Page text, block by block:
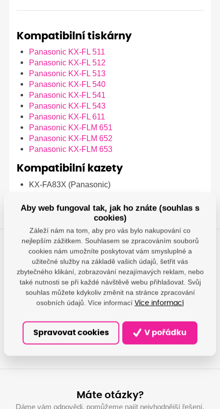
Kompatibilní tiskárny
Panasonic KX-FL 511
Panasonic KX-FL 512
Panasonic KX-FL 513
Panasonic KX-FL 540
Panasonic KX-FL 541
Panasonic KX-FL 543
Panasonic KX-FL 611
Panasonic KX-FLM 651
Panasonic KX-FLM 652
Panasonic KX-FLM 653
Kompatibilní kazety
KX-FA83X (Panasonic)
Nechte se obdarovat za
Chci dárek
Využijte
Pronajmout
Máte otázky?
Dáme vám odpovědi, pomůžeme najít nejvhodnější řešení.
Aby web fungoval tak, jak ho znáte (souhlas s
cookies)
Záleží nám na tom, aby pro vás bylo nakupování co
nejlepším zážitkem. Souhlasem se zpracováním souborů
cookies nám umožníte poskytovat vám smysluplné a
užitečné služby na základě vašich údajů, šetřit vás
zbytečného klikání, zobrazování nezajímavých reklam, nebo
také nutnosti se při každé návštěvě webu přihlašovat. Svůj
souhlas můžete kdykoliv změnit na stránce zpracování
osobních údajů. Více informací Více informací
Spravovat cookies V pořádku